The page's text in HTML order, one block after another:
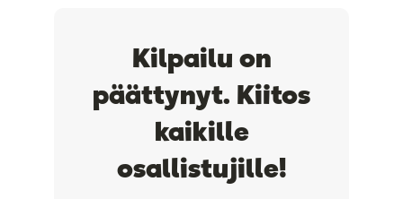
Kilpailu on
päättynyt. Kiitos
kaikille
osallistujille!